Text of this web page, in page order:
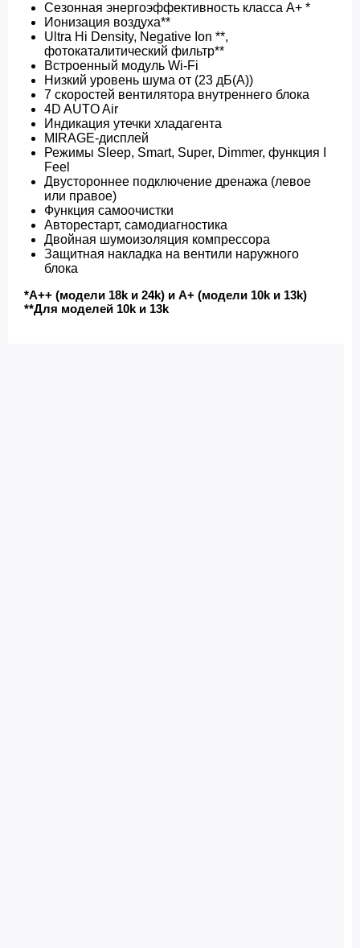
Сезонная энергоэффективность класса А+ *
Ионизация воздуха**
Ultra Hi Density, Negative Ion **,
фотокаталитический фильтр**
Встроенный модуль Wi-Fi
Низкий уровень шума от (23 дБ(А))
7 скоростей вентилятора внутреннего блока
4D AUTO Air
Индикация утечки хладагента
MIRAGE-дисплей
Режимы Sleep, Smart, Super, Dimmer, функция I
Feel
Двустороннее подключение дренажа (левое
или правое)
Функция самоочистки
Авторестарт, самодиагностика
Двойная шумоизоляция компрессора
Защитная накладка на вентили наружного
блока
*А++ (модели 18k и 24k) и А+ (модели 10k и 13k)
**Для моделей 10k и 13k